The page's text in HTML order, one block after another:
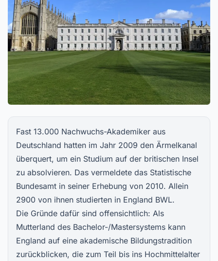
Fast 13.000 Nachwuchs-Akademiker aus
Deutschland hatten im Jahr 2009 den Ärmelkanal
überquert, um ein Studium auf der britischen Insel
zu absolvieren. Das vermeldete das Statistische
Bundesamt in seiner Erhebung von 2010. Allein
2900 von ihnen studierten in England BWL.
Die Gründe dafür sind offensichtlich: Als
Mutterland des Bachelor-/Mastersystems kann
England auf eine akademische Bildungstradition
zurückblicken, die zum Teil bis ins Hochmittelalter